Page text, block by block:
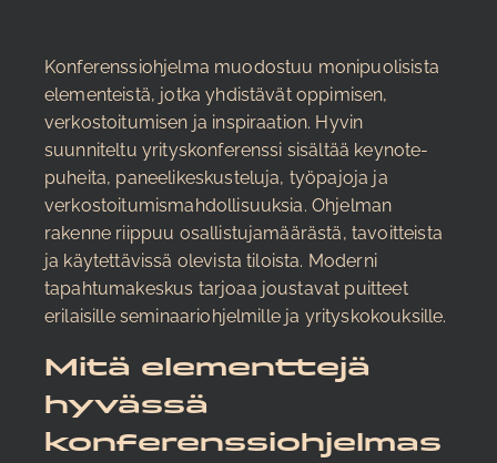
Konferenssiohjelma muodostuu monipuolisista
elementeistä, jotka yhdistävät oppimisen,
verkostoitumisen ja inspiraation. Hyvin
suunniteltu yrityskonferenssi sisältää keynote-
puheita, paneelikeskusteluja, työpajoja ja
verkostoitumismahdollisuuksia. Ohjelman
rakenne riippuu osallistujamäärästä, tavoitteista
ja käytettävissä olevista tiloista. Moderni
tapahtumakeskus tarjoaa joustavat puitteet
erilaisille seminaariohjelmille ja yrityskokouksille.
Mitä elementtejä
hyvässä
konferenssiohjelmas